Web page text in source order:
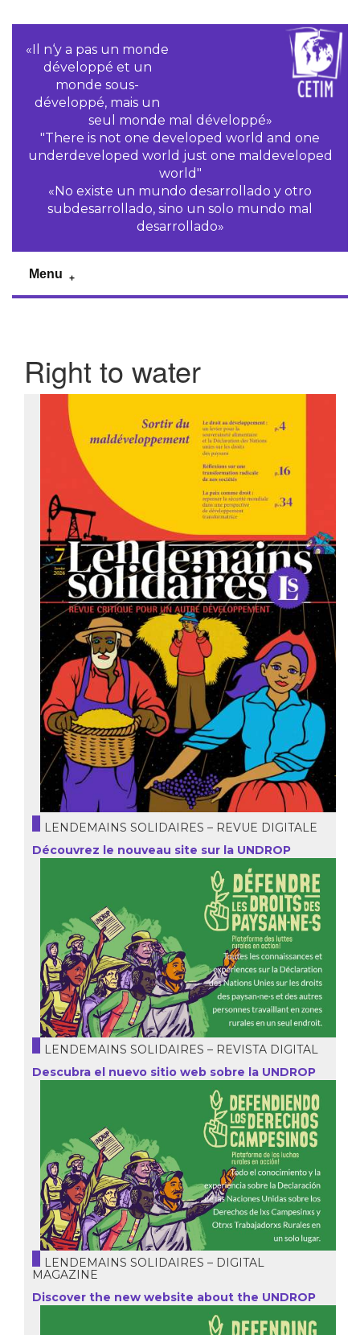
«Il n‘y a pas un monde
développé et un
monde sous-
développé, mais un
seul monde mal développé»
"There is not one developed world and one
underdeveloped world just one maldeveloped
world"
«No existe un mundo desarrollado y otro
subdesarrollado, sino un solo mundo mal
desarrollado»
Menu
Right to water
LENDEMAINS SOLIDAIRES – REVUE DIGITALE
Découvrez le nouveau site sur la UNDROP
LENDEMAINS SOLIDAIRES – REVISTA DIGITAL
Descubra el nuevo sitio web sobre la UNDROP
LENDEMAINS SOLIDAIRES – DIGITAL
MAGAZINE
Discover the new website about the UNDROP